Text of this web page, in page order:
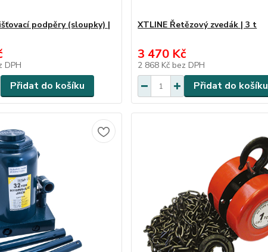
podpěry (sloupky) |
DPH
Přidat do košíku
XTLINE Řetězový zvedák | 3 t
3 470 Kč
2 868 Kč bez DPH
Přidat do košíku